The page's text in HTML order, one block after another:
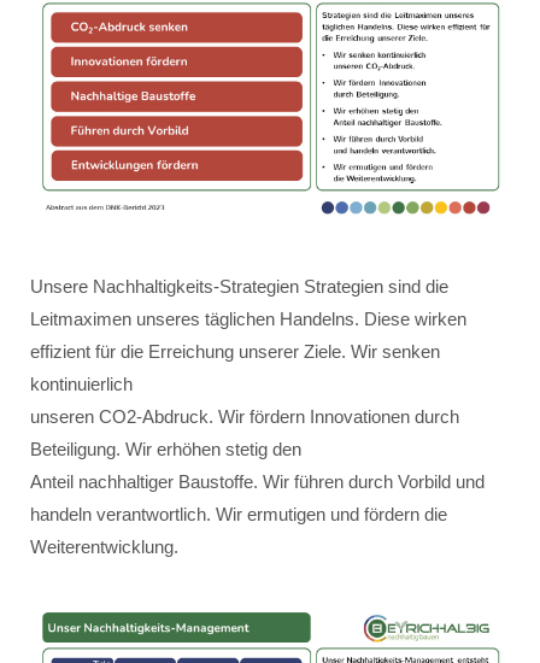
Unsere Nachhaltigkeits-Strategien Strategien sind die
Leitmaximen unseres täglichen Handelns. Diese wirken
effizient für die Erreichung unserer Ziele. Wir senken
kontinuierlich
unseren CO2-Abdruck. Wir fördern Innovationen durch
Beteiligung. Wir erhöhen stetig den
Anteil nachhaltiger Baustoffe. Wir führen durch Vorbild und
handeln verantwortlich. Wir ermutigen und fördern die
Weiterentwicklung.